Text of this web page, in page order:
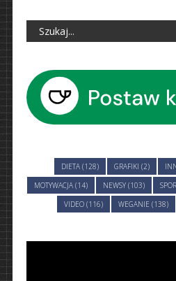
DIETA (128) GRAFIKI (2)
MOTYWACJA (14)
NEWSY (103)
VIDEO (116)
WEGANIE (138)